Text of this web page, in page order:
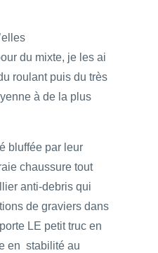
du mixte, je les ai
roulant puis du très
à de la plus
bluffée par leur
chaussure tout
anti-debris qui
de graviers dans
LE petit truc en
en stabilité au